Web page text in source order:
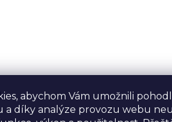
abychom Vám umožnili
a díky analýze provozu webu